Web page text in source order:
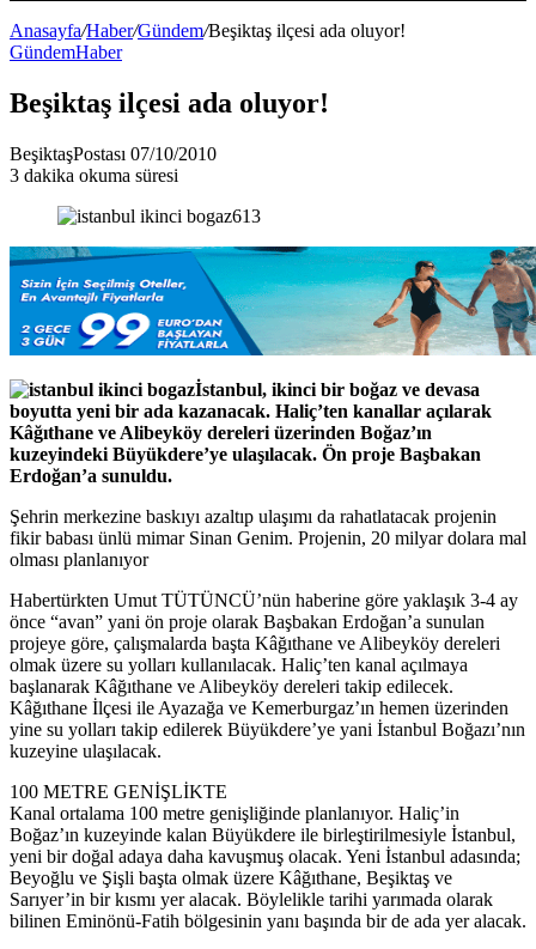
Anasayfa/Haber/Gündem/Beşiktaş ilçesi ada oluyor!
GündemHaber
Beşiktaş ilçesi ada oluyor!
BeşiktaşPostası Bir
e-
göndermek
07/10/2010
3 dakika okuma süresi
İstanbul, ikinci bir boğaz ve devasa
boyutta yeni bir ada kazanacak. Haliç’ten kanallar açılarak
Kâğıthane ve Alibeyköy dereleri üzerinden Boğaz’ın
kuzeyindeki Büyükdere’ye ulaşılacak. Ön proje Başbakan
Erdoğan’a sunuldu.
Şehrin merkezine baskıyı azaltıp ulaşımı da rahatlatacak projenin
fikir babası ünlü mimar Sinan Genim. Projenin, 20 milyar dolara mal
olması planlanıyor
Habertürkten Umut TÜTÜNCÜ’nün haberine göre yaklaşık 3-4 ay
önce “avan” yani ön proje olarak Başbakan Erdoğan’a sunulan
projeye göre, çalışmalarda başta Kâğıthane ve Alibeyköy dereleri
olmak üzere su yolları kullanılacak. Haliç’ten kanal açılmaya
başlanarak Kâğıthane ve Alibeyköy dereleri takip edilecek.
Kâğıthane İlçesi ile Ayazağa ve Kemerburgaz’ın hemen üzerinden
yine su yolları takip edilerek Büyükdere’ye yani İstanbul Boğazı’nın
kuzeyine ulaşılacak.
100 METRE GENİŞLİKTE
Kanal ortalama 100 metre genişliğinde planlanıyor. Haliç’in
Boğaz’ın kuzeyinde kalan Büyükdere ile birleştirilmesiyle İstanbul,
yeni bir doğal adaya daha kavuşmuş olacak. Yeni İstanbul adasında;
Beyoğlu ve Şişli başta olmak üzere Kâğıthane, Beşiktaş ve
Sarıyer’in bir kısmı yer alacak. Böylelikle tarihi yarımada olarak
bilinen Eminönü-Fatih bölgesinin yanı başında bir de ada yer alacak.